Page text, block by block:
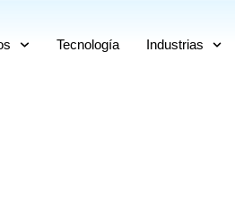
Tecnología Industrias